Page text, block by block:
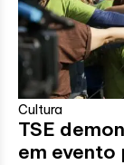
Cultura
TSE
em evento